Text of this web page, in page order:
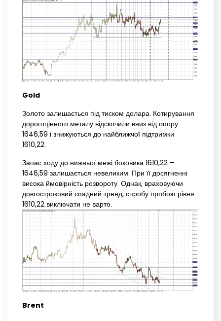
Gold
Золото залишається під тиском долара. Котирування
дорогоцінного металу відскочили вниз від опору
1646,59 і знижуються до найближчої підтримки
1610,22.
Запас ходу до нижньої межі боковика 1610,22 –
1646,59 залишається невеликим. При її досягненні
висока ймовірність розвороту. Однак, враховуючи
довгостроковий спадний тренд, спробу пробою рівня
1610,22 виключати не варто.
Brent